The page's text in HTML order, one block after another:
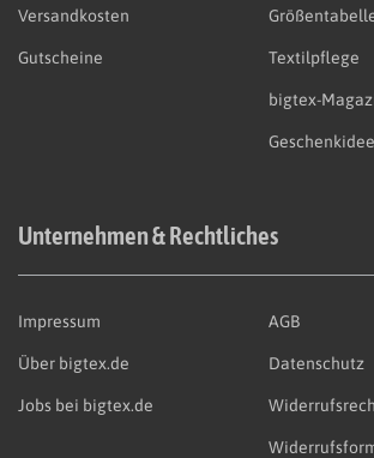
Versandkosten
Gutscheine Textilpflege
bigtex-
Unternehmen & Rechtliches
Impressum
Über bigtex.de
Jobs bei bigtex.de
AGB
Datenschutz